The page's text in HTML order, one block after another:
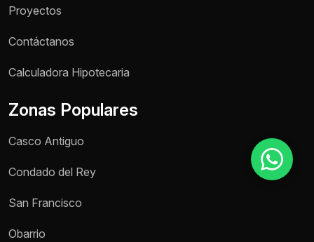
Proyectos
Contáctanos
Calculadora Hipotecaria
Zonas Populares
Casco Antiguo
Condado del Rey
San Francisco
Obarrio